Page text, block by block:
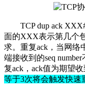
TCP dup ack
面的XXX表示第几个
求。重复ack，当网络
端接收到的seq
复ack，ack值为期望收
等于3次将会触发快速